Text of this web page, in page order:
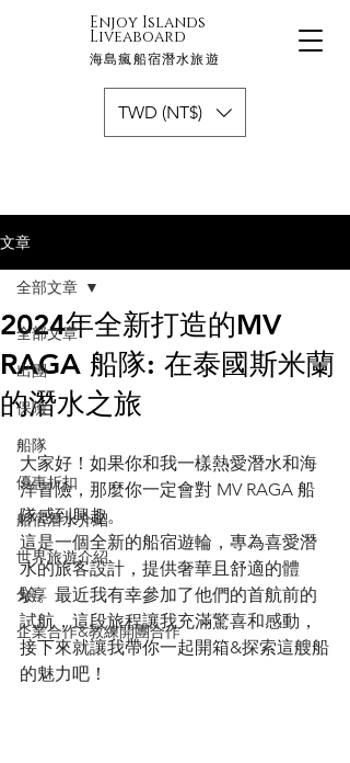
Enjoy Islands
Liveaboard
海島瘋船宿潛水旅遊
TWD (NT$)
文章
全部文章
出團
保險
船隊
優惠折扣
船宿潛水介紹
世界旅遊介紹
分享
企業合作&教練開團合作
全部文章
2024年全新打造的MV
RAGA 船隊: 在泰國斯米蘭
的潛水之旅
大家好！如果你和我一樣熱愛潛水和海
洋冒險，那麼你一定會對 MV RAGA 船
隊感到興趣。
這是一個全新的船宿遊輪，專為喜愛潛
水的旅客設計，提供奢華且舒適的體
驗。最近我有幸參加了他們的首航前的
試航，這段旅程讓我充滿驚喜和感動，
接下來就讓我帶你一起開箱&探索這艘船
的魅力吧！